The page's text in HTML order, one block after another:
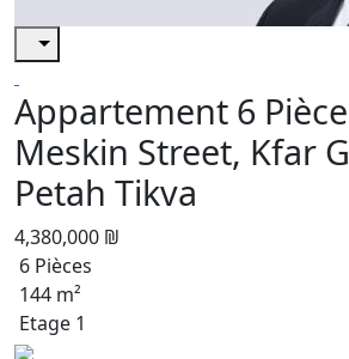
Appartement 6
Meskin Street, Kfar
Petah Tikva
4,380,000 ₪
6 Pièces
144 m²
Etage 1